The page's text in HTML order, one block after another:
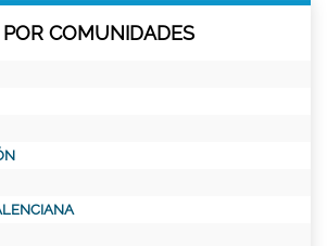
POR COMUNIDADES